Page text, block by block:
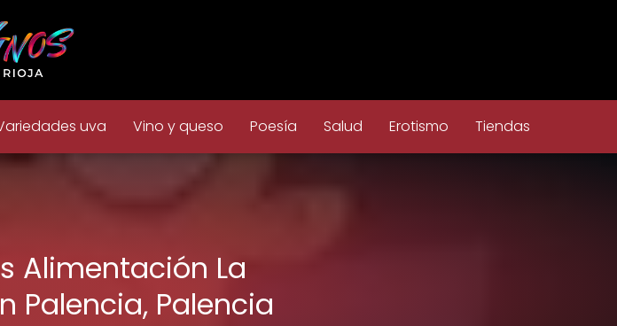
uva Vino y queso Poesía Salud Erotismo Tiendas
Alimentación La
Palencia, Palencia